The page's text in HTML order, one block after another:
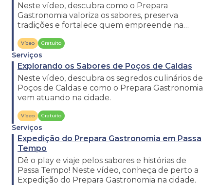
Neste vídeo, descubra como o Prepara
Gastronomia valoriza os sabores, preserva
tradições e fortalece quem empreende na
Vídeo Gratuito
Serviços
Explorando os Sabores de Poços de Caldas
Neste vídeo, descubra os segredos culinários de
Poços de Caldas e como o Prepara Gastronomia
vem atuando na cidade.
Vídeo Gratuito
Serviços
Expedição do Prepara Gastronomia em Passa
Tempo
Dê o play e viaje pelos sabores e histórias de
Passa Tempo! Neste vídeo, conheça de perto a
Expedição do Prepara Gastronomia na cidade.